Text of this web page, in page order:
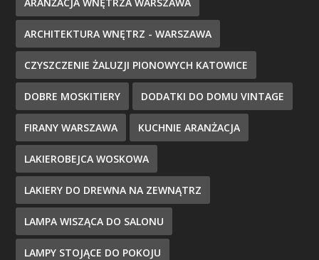
ARCHITEKTURA WNĘTRZ - WARSZAWA
CZYSZCZENIE ŻALUZJI PIONOWYCH KATOWICE
DOBRE MOSKITIERY DODATKI DO DOMU VINTAGE
FIRANY WARSZAWA KUCHNIE ARANŻACJA
LAKIEROBEJCA WOSKOWA
LAKIERY DO DREWNA NA ZEWNĄTRZ
LAMPA WISZĄCA DO SALONU
LAMPY STOJĄCE DO POKOJU